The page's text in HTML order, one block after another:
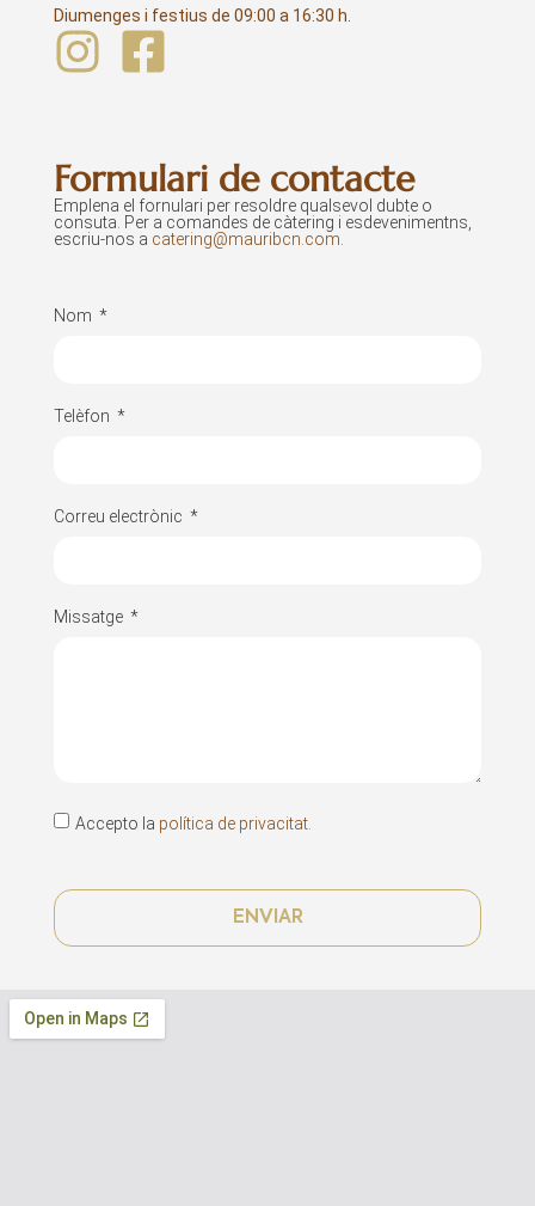
Diumenges i festius de 09:00 a 16:30 h.
Formulari de contacte
Emplena el fornulari per resoldre qualsevol dubte o
consuta. Per a comandes de càtering i esdevenimentns,
escriu-nos a catering@mauribcn.com
Nom
Telèfon
Correu electrònic
Missatge
Accepto la política de privacitat.
ENVIAR